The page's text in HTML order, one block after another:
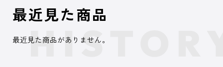
最近見た商品
最近見た商品がありません。